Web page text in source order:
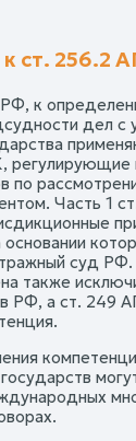
ст. 256.2
к
дел с
по
Часть 1
суд РФ.
также
РФ, а ст. 249